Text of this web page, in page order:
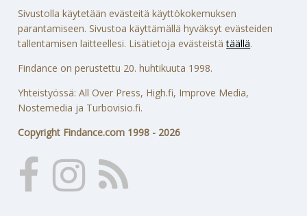
Sivustolla käytetään evästeitä käyttökokemuksen
parantamiseen. Sivustoa käyttämällä hyväksyt evästeiden
tallentamisen laitteellesi. Lisätietoja evästeistätäällä.
Findance on perustettu 20. huhtikuuta 1998.
Yhteistyössä: All Over Press, High.fi, Improve Media,
Nostemedia ja Turbovisio.fi.
Copyright Findance.com 1998 - 2026